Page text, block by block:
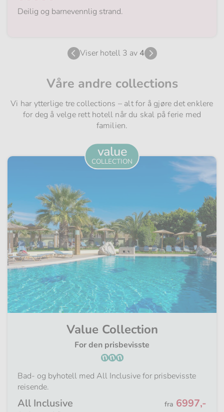
Deilig og barnevennlig strand.
Viser hotell 3 av 4
Våre andre collections
Vi har ytterlige tre collections – alt for å gjøre det enklere
for deg å velge rett hotell når du skal på ferie med
familien.
value
COLLECTION
Value Collection
For den prisbevisste
Bad- og byhotell med All Inclusive for prisbevisste
reisende.
All Inclusive Fra
fra 6997,-